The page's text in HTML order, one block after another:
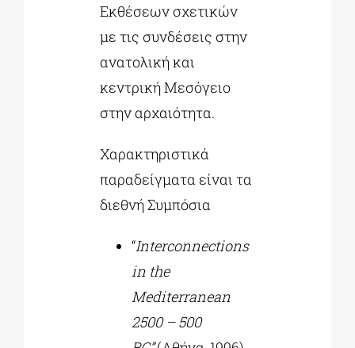
Εκθέσεων σχετικών
με τις συνδέσεις στην
ανατολική και
κεντρική Μεσόγειο
στην αρχαιότητα.
Χαρακτηριστικά
παραδείγματα είναι τα
διεθνή Συμπόσια
“Interconnections
in the
Mediterranean
2500 – 500